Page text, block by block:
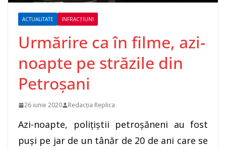
ACTUALITATE INFRACȚIUNI
Urmărire ca în filme, azi-
noapte pe străzile din
Petroșani
26 iunie 2020 Redacția Replica
Azi-noapte, polițiștii petroșăneni au fost
puși pe jar de un tânăr de 20 de ani care se